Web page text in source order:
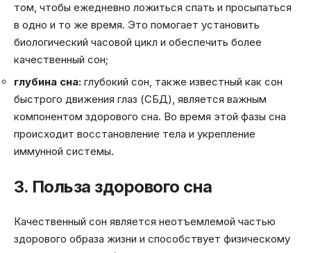
том, чтобы ежедневно ложиться спать и просыпаться
в одно и то же время. Это помогает установить
биологический часовой цикл и обеспечить более
качественный сон;
глубина сна: глубокий сон, также известный как сон
быстрого движения глаз (СБД), является важным
компонентом здорового сна. Во время этой фазы сна
происходит восстановление тела и укрепление
иммунной системы.
3. Польза здорового сна
Качественный сон является неотъемлемой частью
здорового образа жизни и способствует физическому